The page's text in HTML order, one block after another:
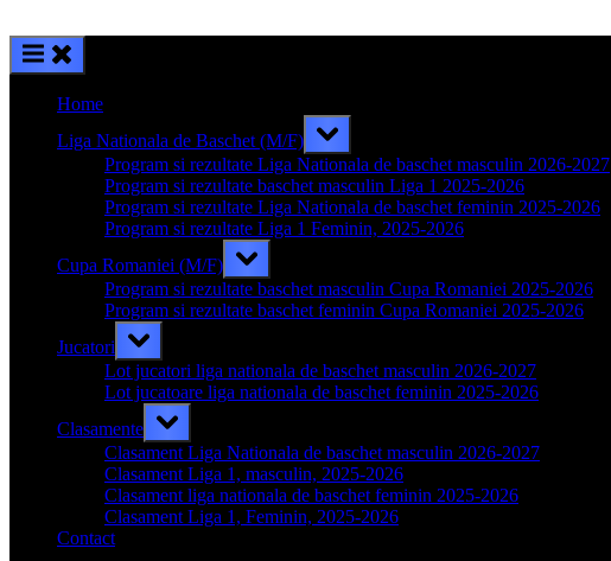
Home
Liga Nationala de Baschet (M/F)
Toggle
sub-
menu
Program si rezultate Liga Nationala de baschet masculin 2026-2027
Program si rezultate baschet masculin Liga 1 2025-2026
Program si rezultate Liga Nationala de baschet feminin 2025-2026
Program si rezultate Liga 1 Feminin, 2025-2026
Cupa Romaniei (M/F)
Toggle
sub-
menu
Program si rezultate baschet masculin Cupa Romaniei 2025-2026
Program si rezultate baschet feminin Cupa Romaniei 2025-2026
Jucatori
Toggle
sub-
menu
Lot jucatori liga nationala de baschet masculin 2026-2027
Lot jucatoare liga nationala de baschet feminin 2025-2026
Clasamente
Toggle
sub-
menu
Clasament Liga Nationala de baschet masculin 2026-2027
Clasament Liga 1, masculin, 2025-2026
Clasament liga nationala de baschet feminin 2025-2026
Clasament Liga 1, Feminin, 2025-2026
Contact